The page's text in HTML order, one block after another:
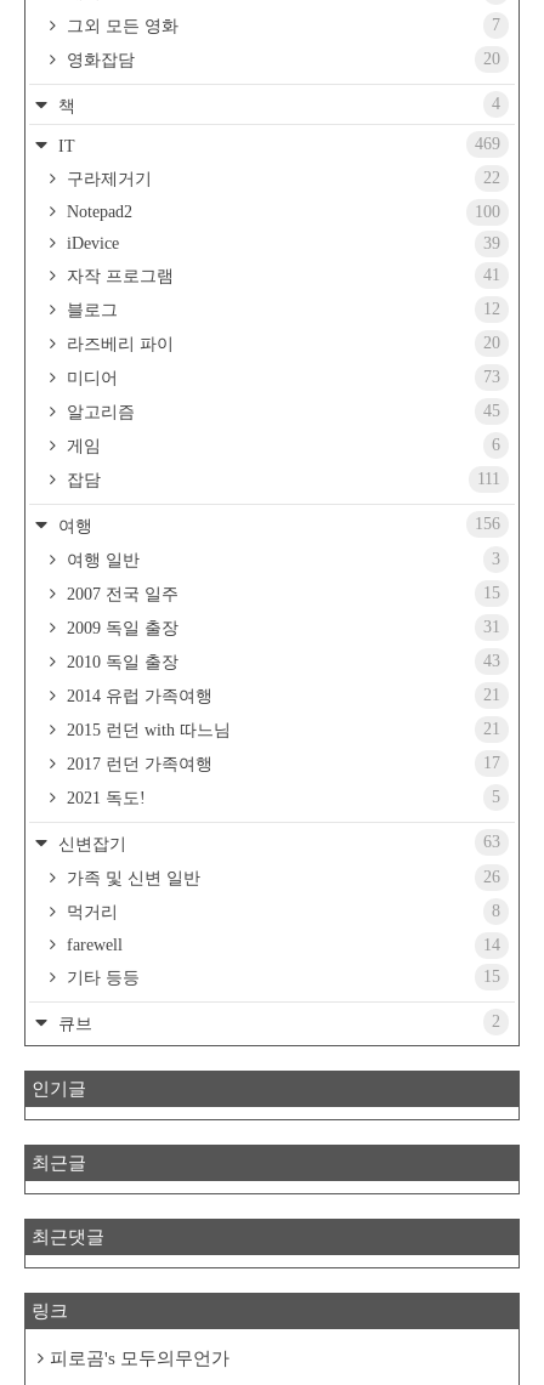
그외 모든 영화
7
영화잡담
20
책 4
IT
469
구라제거기
22
Notepad2
100
iDevice
39
자작 프로그램
41
블로그
12
라즈베리 파이
20
미디어
73
알고리즘
45
게임
6
잡담
111
여행
156
여행 일반
3
2007 전국 일주
15
2009 독일 출장
31
2010 독일 출장
43
2014 유럽 가족여행
21
2015 런던 with 따느님
21
2017 런던 가족여행
17
2021 독도!
5
신변잡기
63
가족 및 신변 일반
26
먹거리
8
farewell
14
기타 등등
15
큐브 2
인기글
최근글
최근댓글
링크
피로곰's 모두의무언가